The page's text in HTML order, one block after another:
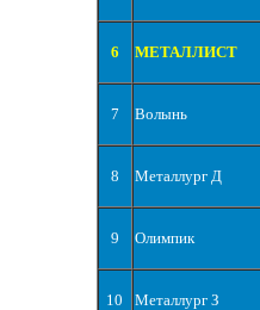
6 МЕТАЛЛИСТ
7 Волынь
8 Металлург Д
9 Олимпик
10 Металлург З